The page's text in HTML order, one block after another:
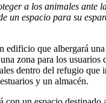
a los animales ante
un espacio para su
edificio que albergará
zona para los usuarios
dentro del refugio que
y un almacén.